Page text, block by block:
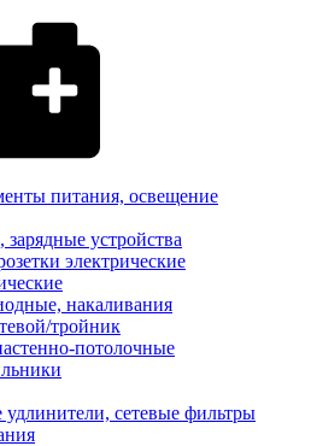
питания, освещение
устройства
электрические
накаливания
тройник
потолочные
удлинители, сетевые фильтры